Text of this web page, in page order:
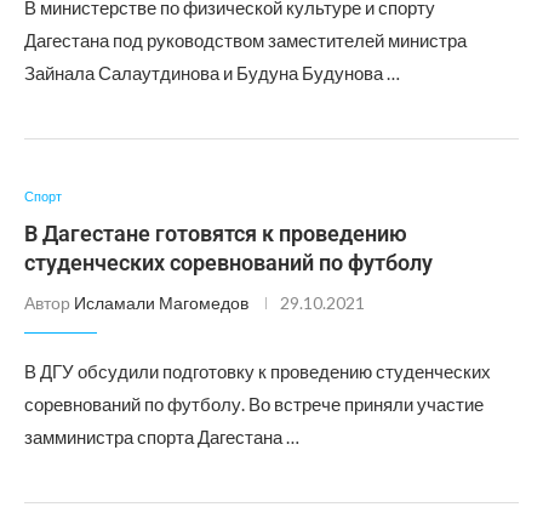
В министерстве по физической культуре и спорту
Дагестана под руководством заместителей министра
Зайнала Салаутдинова и Будуна Будунова …
Спорт
В Дагестане готовятся к проведению
студенческих соревнований по футболу
Автор Исламали Магомедов 29.10.2021
В ДГУ обсудили подготовку к проведению студенческих
соревнований по футболу. Во встрече приняли участие
замминистра спорта Дагестана …